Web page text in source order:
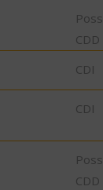
CDD
CDI
CDI
CDD